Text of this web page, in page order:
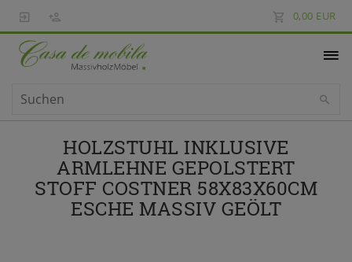
0,00 EUR
HOLZSTUHL INKLUSIVE
ARMLEHNE GEPOLSTERT
STOFF COSTNER 58X83X60CM
ESCHE MASSIV GEÖLT